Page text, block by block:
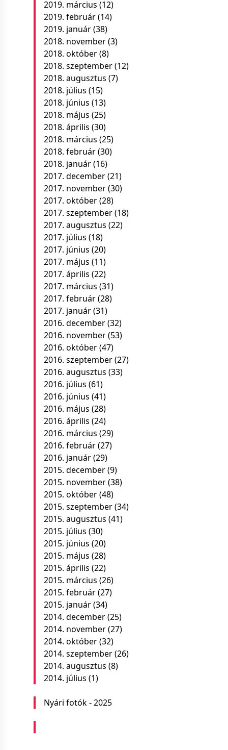
2019. március (12)
2019. február(14)
2019. január(38)
2018. november(3)
2018. október(8)
2018. szeptember(12)
2018. augusztus (7)
2018. július (15)
2018. június (13)
2018. május (25)
2018. április (30)
2018. március (25)
2018. február(30)
2018. január(16)
2017. december(21)
2017. november(30)
2017. október(28)
2017. szeptember(18)
2017. augusztus (22)
2017. július (18)
2017. június (20)
2017. május (11)
2017. április (22)
2017. március (31)
2017. február(28)
2017. január(31)
2016. december(32)
2016. november(53)
2016. október(47)
2016. szeptember(27)
2016. augusztus (33)
2016. július (61)
2016. június (41)
2016. május (28)
2016. április (24)
2016. március (29)
2016. február(27)
2016. január(29)
2015. december(9)
2015. november(38)
2015. október(48)
2015. szeptember(34)
2015. augusztus (41)
2015. július (30)
2015. június (20)
2015. május (28)
2015. április (22)
2015. március (26)
2015. február(27)
2015. január(34)
2014. december(25)
2014. november(27)
2014. október(32)
2014. szeptember(26)
2014. augusztus (8)
2014. július (1)
Nyári fotók - 2025